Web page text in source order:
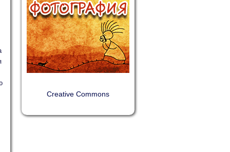
Creative Commons